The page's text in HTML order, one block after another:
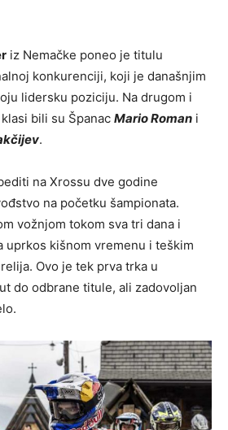
iz Nemačke poneo je titulu
konkurenciji, koji je današnjim
lidersku poziciju. Na drugom i
bili su Španac Mario Roman i
.
na Xrossu dve godine
na početku šampionata.
vožnjom tokom sva tri dana i
uprkos kišnom vremenu i teškim
Ovo je tek prva trka u
do odbrane titule, ali zadovoljan